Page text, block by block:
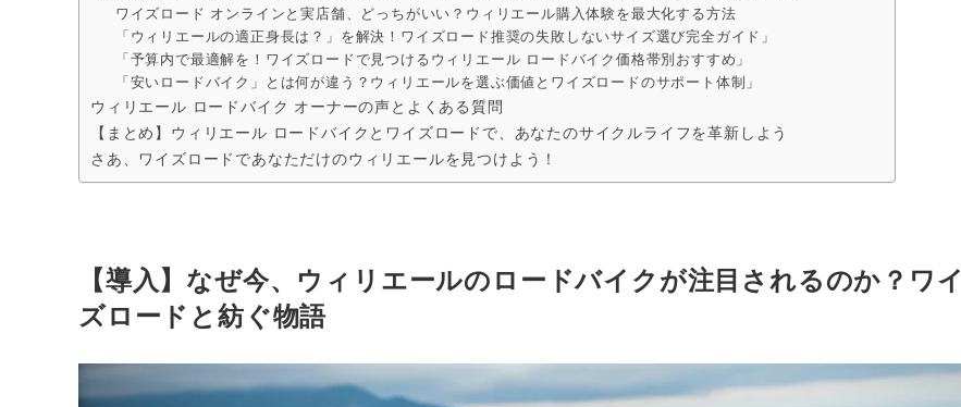
ワイズロード オンラインと実店舗、どっちがいい？ウィリエール購入体験を最大化する方法
「ウィリエールの適正身長は？」を解決！ワイズロード推奨の失敗しないサイズ選び完全ガイド」
「予算内で最適解を！ワイズロードで見つけるウィリエール ロードバイク価格帯別おすすめ」
「安いロードバイク」とは何が違う？ウィリエールを選ぶ価値とワイズロードのサポート体制」
ウィリエール ロードバイク オーナーの声とよくある質問
【まとめ】ウィリエール ロードバイクとワイズロードで、あなたのサイクルライフを革新しよう
さあ、ワイズロードであなただけのウィリエールを見つけよう！
【導入】なぜ今、ウィリエールのロードバイクが注目されるのか？ワイ
ズロードと紡ぐ物語